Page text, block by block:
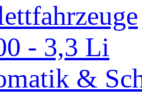
- 3,3 Li
&